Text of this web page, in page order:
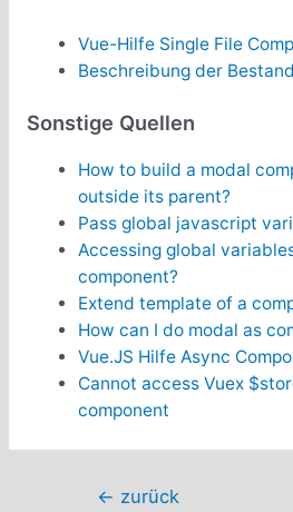
Vue-Hilfe Single File
Beschreibung der
Sonstige Quellen
How to build a modal
outside its parent?
Pass global javascript
Accessing global
component?
Extend template of a
How can I do modal as
Vue.JS Hilfe Async
Cannot access Vuex
component
Beitragsnavigation
← zurück